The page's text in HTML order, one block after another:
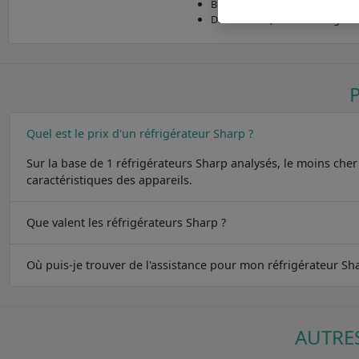
Blanc
Dimensions (hauteur x largeur
Quel est le prix d'un réfrigérateur Sharp ?
Sur la base de 1 réfrigérateurs Sharp analysés, le moins
caractéristiques des appareils.
Que valent les réfrigérateurs Sharp ?
Où puis-je trouver de l'assistance pour mon réfrigérateur